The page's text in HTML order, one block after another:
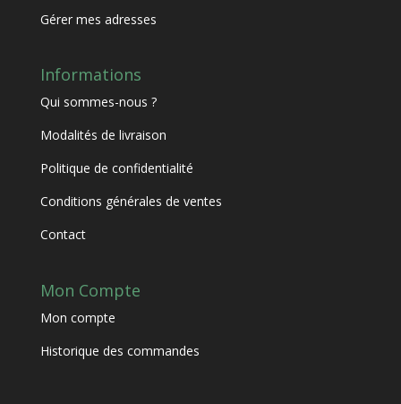
Gérer mes adresses
Informations
Qui sommes-nous ?
Modalités de livraison
Politique de confidentialité
Conditions générales de ventes
Contact
Mon Compte
Mon compte
Historique des commandes